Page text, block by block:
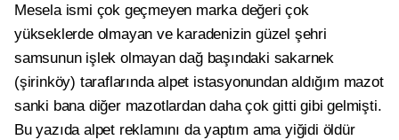
Mesela ismi çok geçmeyen marka değeri çok
yükseklerde olmayan ve karadenizin güzel şehri
samsunun işlek olmayan dağ başındaki sakarnek
(şirinköy) taraflarında alpet istasyonundan aldığım mazot
sanki bana diğer mazotlardan daha çok gitti gibi gelmişti.
Bu yazıda alpet reklamını da yaptım ama yiğidi öldür